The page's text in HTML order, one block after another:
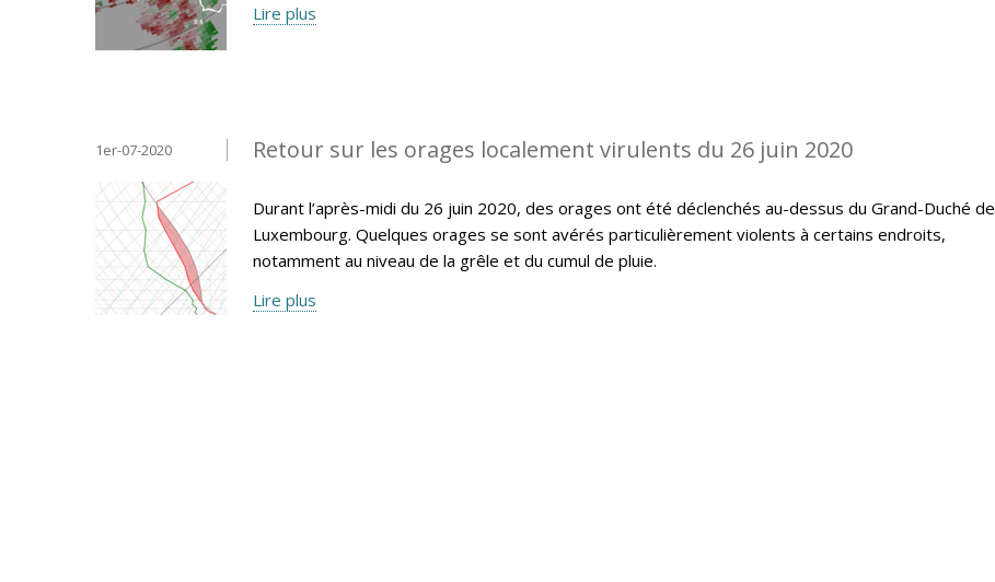
Lire plus
Retour sur les orages localement virulents du 26 juin 2020
1er-07-2020
Durant l’après-midi du 26 juin 2020, des orages ont été déclenchés au-dessus du Grand-Duché de
Luxembourg. Quelques orages se sont avérés particulièrement violents à certains endroits,
notamment au niveau de la grêle et du cumul de pluie.
Lire plus